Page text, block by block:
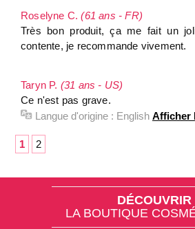
Roselyne C.(61 ans - FR)
Très bon produit, ça me fait un
contente, je recommande vivement.
Taryn P. (31 ans - US)
Ce n'est pas grave.
Langue d'origine : English Afficher
1 2
DÉCOUVRIR
LA BOUTIQUE